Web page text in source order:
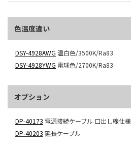
色温度違い
DSY-4928AWG 温白色/3500K/Ra83
DSY-4928YWG 電球色/2700K/Ra83
オプション
DP-40173 電源接続ケーブル 口出し線仕様
DP-40203 延長ケーブル